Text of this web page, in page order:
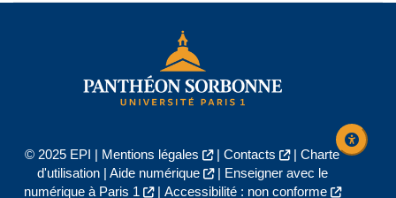
© 2025 EPI | Mentions légales | Contacts | Charte
d'utilisation| Aide numérique |
Enseigner avec le
numérique à Paris 1
| Accessibilité : non conforme